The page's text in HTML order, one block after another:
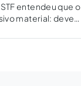
entendeu que o
material: deve